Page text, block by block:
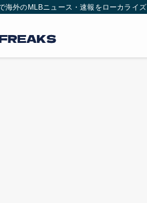
海外のMLBニュース・速報をローカライ